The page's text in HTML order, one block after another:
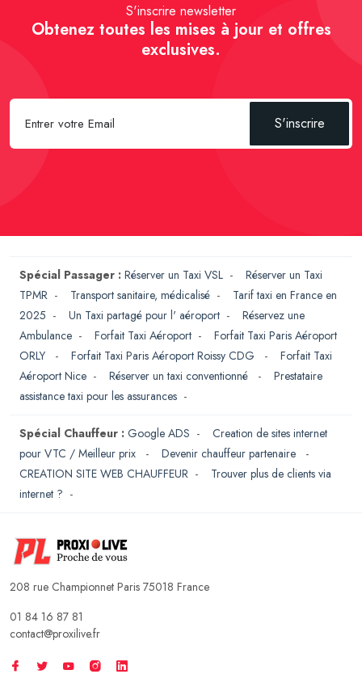
S'inscrire newsletter
Obtenez toutes les mises à jour et offres
exclusives.
S'inscrire
Spécial Passager : Réserver un Taxi VSL - Réserver un Taxi
TPMR - Transport sanitaire, médicalisé - Tarif taxi en France en
2025 - Un Taxi partagé pour l' aéroport - Réservez une
Ambulance - Forfait Taxi Aéroport - Forfait Taxi Paris Aéroport
ORLY
- Forfait Taxi Paris Aéroport Roissy CDG - Forfait Taxi
Aéroport Nice - Réserver un taxi conventionné - Prestataire
assistance taxi pour les assurances -
Spécial Chauffeur : Google ADS - Creation de sites internet
pour VTC / Meilleur prix
- Devenir chauffeur partenaire
-
CREATION SITE WEB CHAUFFEUR - Trouver plus de clients via
internet ? -
208 rue Championnet Paris 75018 France
01 84 16 87 81
contact@proxilive.fr